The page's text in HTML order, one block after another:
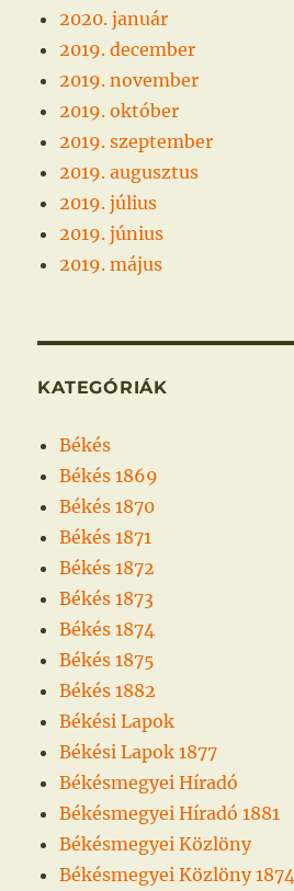
2020. január
2019. december
2019. november
2019. október
2019. szeptember
2019. augusztus
2019. július
2019. június
2019. május
KATEGÓRIÁK
Békés
Békés 1869
Békés 1870
Békés 1871
Békés 1872
Békés 1873
Békés 1874
Békés 1875
Békés 1882
Békési Lapok
Békési Lapok 1877
Békésmegyei Híradó
Békésmegyei Híradó 1881
Békésmegyei Közlöny
Békésmegyei Közlöny 1874